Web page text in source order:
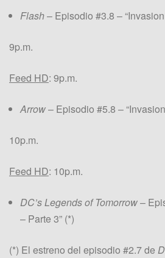
Flash– Episodio #3.8 –
9p.m.
Feed HD: 9p.m.
Arrow– Episodio #5.8 –
10p.m.
Feed HD: 10p.m.
DC’s Legends of Tomorrow–
– Parte 3” (*)
(*) El estreno del episodio #2.7 de